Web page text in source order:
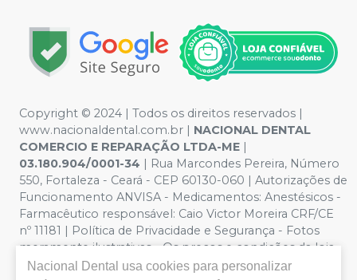
Copyright © 2024 | Todos os direitos reservados |
www.nacionaldental.com.br | NACIONAL DENTAL
COMERCIO E REPARAÇÃO LTDA-ME |
03.180.904/0001-34 | Rua Marcondes Pereira, Número
550, Fortaleza - Ceará - CEP 60130-060 | Autorizações de
Funcionamento ANVISA - Medicamentos: Anestésicos -
Farmacêutico responsável: Caio Victor Moreira CRF/CE
nº 11181 | Política de Privacidade e Segurança - Fotos
meramente ilustrativas - Os preços e condições da loja
virtual estão sujeitos a alterações. Em caso de
Nacional Dental usa cookies para personalizar